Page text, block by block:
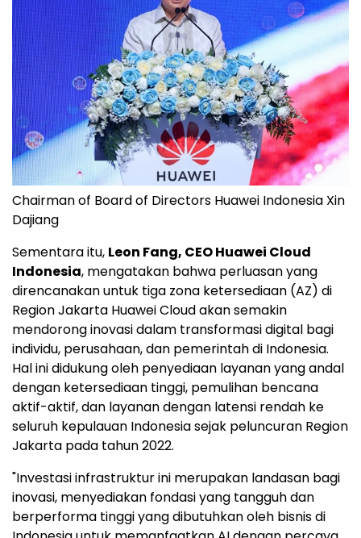
Chairman of Board of Directors Huawei Indonesia Xin
Dajiang
Sementara itu, Leon Fang, CEO Huawei Cloud
Indonesia, mengatakan bahwa perluasan yang
direncanakan untuk tiga zona ketersediaan (AZ) di
Region Jakarta Huawei Cloud akan semakin
mendorong inovasi dalam transformasi digital bagi
individu, perusahaan, dan pemerintah di Indonesia.
Hal ini didukung oleh penyediaan layanan yang andal
dengan ketersediaan tinggi, pemulihan bencana
aktif-aktif, dan layanan dengan latensi rendah ke
seluruh kepulauan Indonesia sejak peluncuran Region
Jakarta pada tahun 2022.
"Investasi infrastruktur ini merupakan landasan bagi
inovasi, menyediakan fondasi yang tangguh dan
berperforma tinggi yang dibutuhkan oleh bisnis di